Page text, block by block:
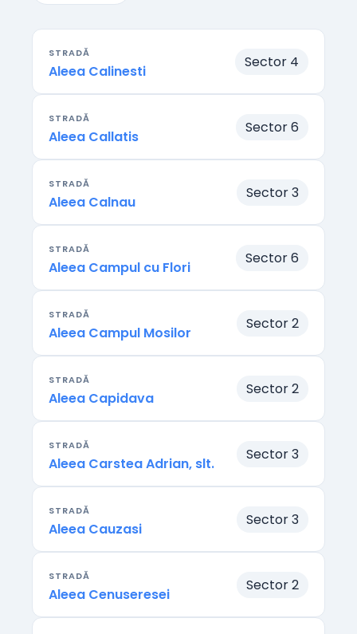
STRADĂ
Aleea Calinesti
Sector 4
STRADĂ
Aleea Callatis
Sector 6
STRADĂ
Aleea Calnau
Sector 3
STRADĂ
Aleea Campul cu Flori
Sector 6
STRADĂ
Aleea Campul Mosilor
Sector 2
STRADĂ
Aleea Capidava
Sector 2
STRADĂ
Aleea Carstea Adrian, slt.
Sector 3
STRADĂ
Aleea Cauzasi
Sector 3
STRADĂ
Aleea Cenuseresei
Sector 2